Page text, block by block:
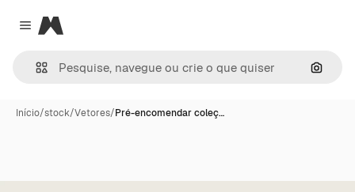
Close menu
Magnific
Início/stock/Vetores/Pré-encomendar coleç…